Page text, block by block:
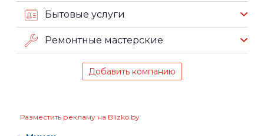
Бытовые услуги
Ремонтные мастерские
Добавить компанию
Разместить рекламу на Blizko.by